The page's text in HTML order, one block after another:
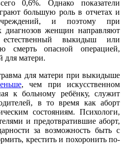
0,6%. Однако показатели
большую роль в отчетах и
и поэтому при
диагнозов женщин направляют
выкидыш или
смерть опасной операцией,
для матери.
для матери при выкидыше
, чем при искусственном
к больному ребёнку, служит
в то время как аборт
состояниям. Психологи,
и предотвратившие аборт,
за возможность быть с
крестить и похоронить по-